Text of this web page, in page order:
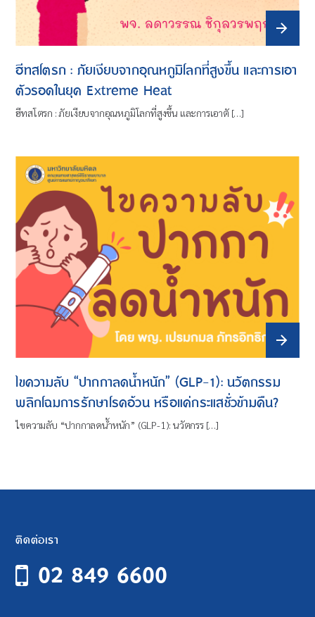
ฮีทสโตรก : ภัยเงียบจากอุณหภูมิโลกที่สูงขึ้น และการเอา
ตัวรอดในยุค Extreme Heat
ฮีทสโตรก : ภัยเงียบจากอุณหภูมิโลกที่สูงขึ้น และการเอาตั […]
ไขความลับ “ปากกาลดน้ำหนัก” (GLP-1): นวัตกรรม
พลิกโฉมการรักษาโรคอ้วน หรือแค่กระแสชั่วข้ามคืน?
ไขความลับ “ปากกาลดน้ำหนัก” (GLP-1): นวัตกรร […]
ติดต่อเรา
02 849 6600